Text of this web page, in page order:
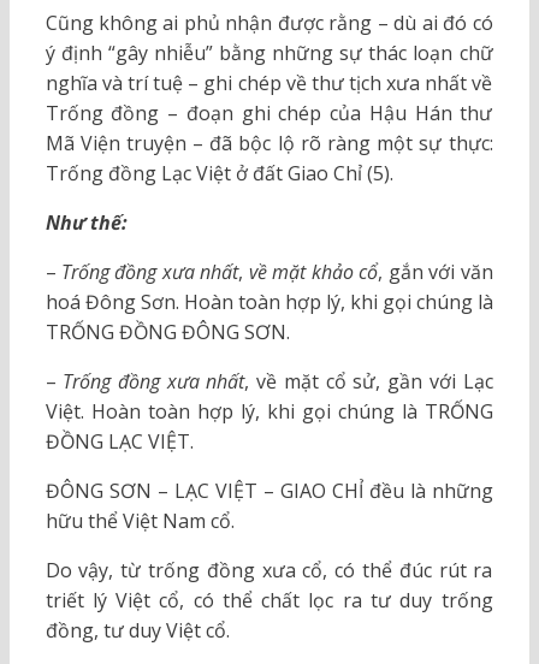
Cũng không ai phủ nhận được rằng – dù ai đó có
ý định “gây nhiễu” bằng những sự thác loạn chữ
nghĩa và trí tuệ – ghi chép về thư tịch xưa nhất về
Trống đồng – đoạn ghi chép của Hậu Hán thư
Mã Viện truyện – đã bộc lộ rõ ràng một sự thực:
Trống đồng Lạc Việt ở đất Giao Chỉ (5).
Như thế:
– Trống đồng xưa nhất, về mặt khảo cổ, gắn với văn
hoá Đông Sơn. Hoàn toàn hợp lý, khi gọi chúng là
TRỐNG ĐỒNG ĐÔNG SƠN.
– Trống đồng xưa nhất, về mặt cổ sử, gần với Lạc
Việt. Hoàn toàn hợp lý, khi gọi chúng là TRỐNG
ĐỒNG LẠC VIỆT.
ĐÔNG SƠN – LẠC VIỆT – GIAO CHỈ đều là những
hữu thể Việt Nam cổ.
Do vậy, từ trống đồng xưa cổ, có thể đúc rút ra
triết lý Việt cổ, có thể chất lọc ra tư duy trống
đồng, tư duy Việt cổ.